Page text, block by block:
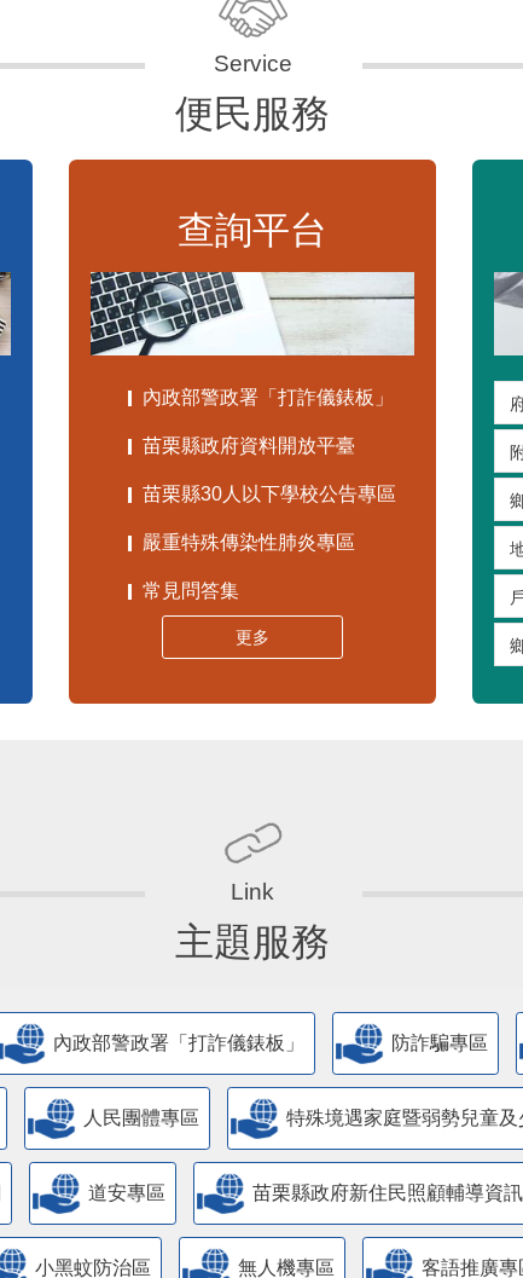
便民服務
查詢平台
內政部警政署「打詐儀錶板」
苗栗縣政府資料開放平臺
苗栗縣30人以下學校公告專區
嚴重特殊傳染性肺炎專區
常見問答集
更多
主題服務
內政部警政署「打詐儀錶板」 防詐騙專區
人民團體專區 特殊境遇家庭暨弱勢兒童
道安專區 苗栗縣政府新住民照顧輔導資
小黑蚊防治區 無人機專區 客語推廣專